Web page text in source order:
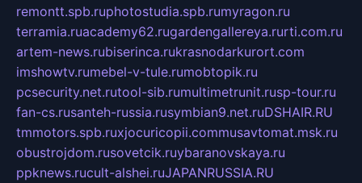
remontt.spb.ruphotostudia.spb.rumyragon.ru
terramia.ruacademy62.rugardengallereya.rurti.com.ru
artem-news.rubiserinca.rukrasnodarkurort.com
imshowtv.rumebel-v-tule.rumobtopik.ru
pcsecurity.net.rutool-sib.rumultimetrunit.rusp-tour.ru
fan-cs.rusanteh-russia.rusymbian9.net.ruDSHAIR.RU
tmmotors.spb.ruxjocuricopii.commusavtomat.msk.ru
obustrojdom.rusovetcik.ruybaranovskaya.ru
ppknews.rucult-alshei.ruJAPANRUSSIA.RU